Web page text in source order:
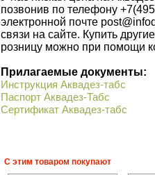
позвонив по телефону
электронной почте
связи на сайте. Купить
розницу можно при помощи
Прилагаемые документы:
Инструкция Аквадез-табс
Паспорт Аквадез-Табс
Сертификат Аквадез-табс
С этим товаром покупают